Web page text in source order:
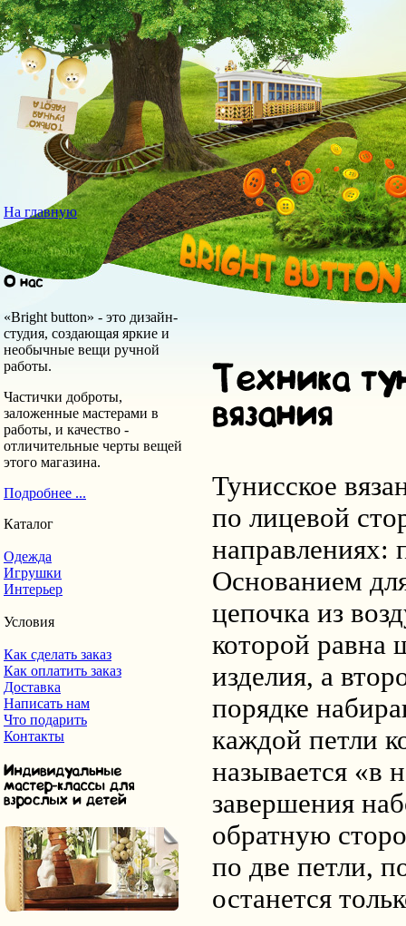
На главную
«Bright button» - это дизайн-
студия, создающая яркие и
необычные вещи ручной
работы.
Частички доброты,
заложенные мастерами в
работы, и качество -
отличительные черты вещей
этого магазина.
Подробнее ...
Каталог
Одежда
Игрушки
Интерьер
Условия
Как сделать заказ
Как оплатить заказ
Доставка
Написать нам
Что подарить
Контакты
Тунисское
по лицевой
направлениях:
Основанием
цепочка из
которой равна
изделия, а
порядке
каждой петли
называется «в
завершения
обратную
по две петли,
останется